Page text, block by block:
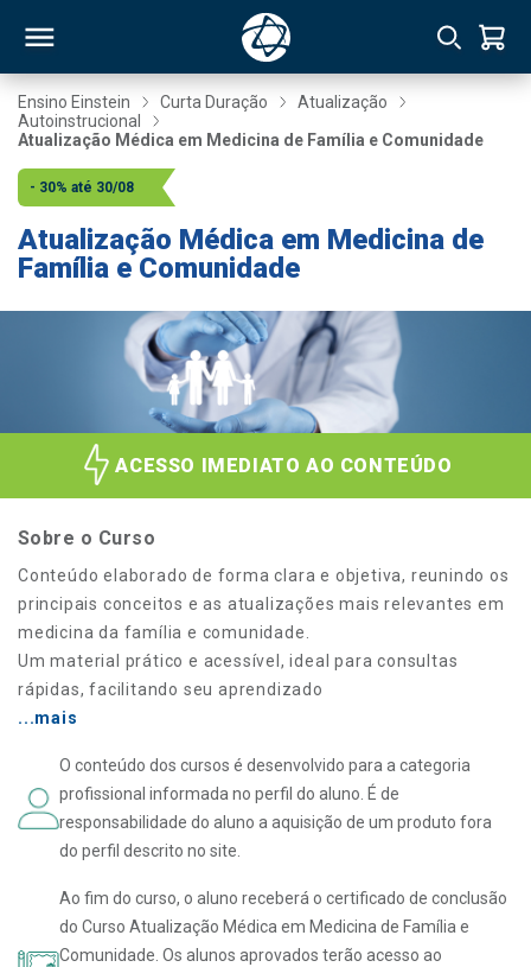
Ensino Einstein Curta Duração
Atualização
Autoinstrucional
Atualização Médica em Medicina de Família e Comunidade
- 30% até 30/08
Atualização Médica em Medicina de
Família e Comunidade
ACESSO IMEDIATO AO CONTEÚDO
Sobre o Curso
Conteúdo elaborado de forma clara e objetiva, reunindo os
principais conceitos e as atualizações mais relevantes em
medicina da família e comunidade.
Um material prático e acessível, ideal para consultas
rápidas, facilitando seu aprendizado
...mais
O conteúdo dos cursos é desenvolvido para a categoria
profissional informada no perfil do aluno. É de
responsabilidade do aluno a aquisição de um produto fora
do perfil descrito no site.
Ao fim do curso, o aluno receberá o certificado de conclusão
do Curso Atualização Médica em Medicina de Família e
Comunidade. Os alunos aprovados terão acesso ao